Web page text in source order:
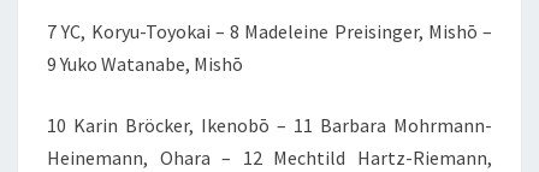
7 YC, Koryu-Toyokai – 8 Madeleine Preisinger, Mishō –
9 Yuko Watanabe, Mishō
10 Karin Bröcker, Ikenobō – 11 Barbara Mohrmann-
Heinemann, Ohara – 12 Mechtild Hartz-Riemann,